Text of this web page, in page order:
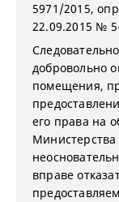
5971/2015,
22.09.2015 №
добровольно
помещения,
его права на
вправе